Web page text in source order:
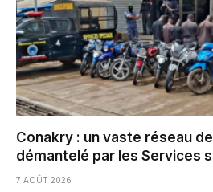
Conakry : un vaste réseau
démantelé par les Services
7 AOÛT 2026